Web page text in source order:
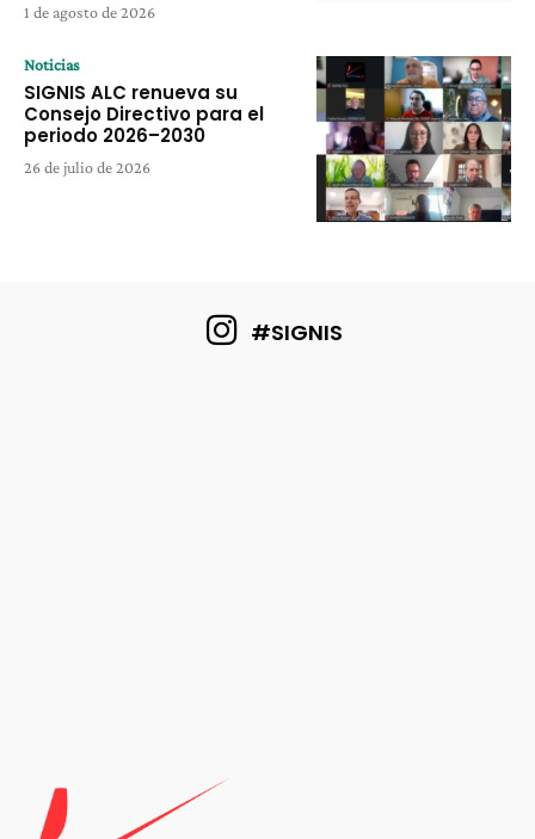
1 de agosto de 2026
Noticias
SIGNIS ALC renueva su
Consejo Directivo para el
periodo 2026–2030
26 de julio de 2026
#SIGNIS